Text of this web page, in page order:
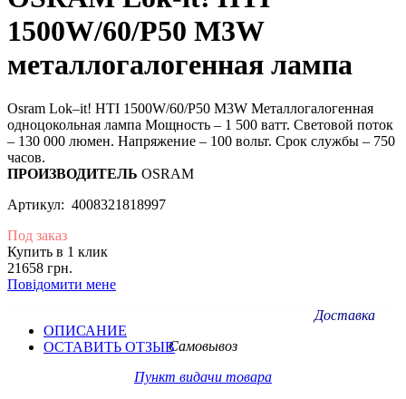
1500W/60/P50 M3W
металлогалогенная лампа
Osram Lok–it! HTI 1500W/60/P50 M3W Металлогалогенная
одноцокольная лампа Мощность – 1 500 ватт. Световой поток
– 130 000 люмен. Напряжение – 100 вольт. Срок службы – 750
часов.
ПРОИЗВОДИТЕЛЬ OSRAM
Артикул: 4008321818997
Под заказ
Купить в 1 клик
21658 грн.
Повідомити мене
Доставка
Самовывоз
Пункт видачи товара
ОПИСАНИЕ
ОСТАВИТЬ ОТЗЫВ